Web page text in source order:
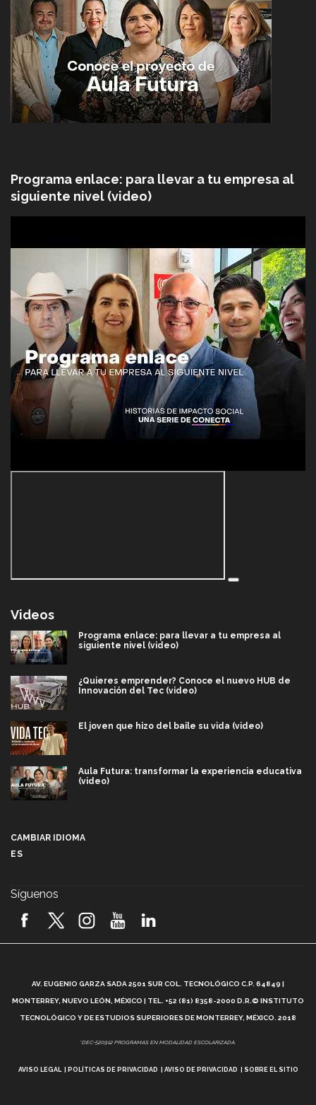
Programa enlace: para llevar a tu empresa al
siguiente nivel (video)
Videos
Programa enlace: para llevar a tu empresa al
siguiente nivel (video)
¿Quieres emprender? Conoce el nuevo HUB de
Innovación del Tec (video)
El joven que hizo del baile su vida (video)
Aula Futura: transformar la experiencia educativa
(video)
2026! (video)
¿Cómo es el Modelo Educativo Tec? (video)
Vida Tec: Feminismo e Inteligencia Artificial, Paola
CAMBIAR IDIOMA
ES
Síguenos
AV. EUGENIO GARZA SADA 2501 SUR COL. TECNOLÓGICO C.P. 64849 |
MONTERREY, NUEVO LEÓN, MÉXICO | TEL. +52 (81) 8358-2000 D.R.© INSTITUTO
TECNOLÓGICO Y DE ESTUDIOS SUPERIORES DE MONTERREY, MÉXICO. 2018
*DEC-520912 PROGRAMAS EN MODALIDAD ESCOLARIZADA.
AVISO LEGAL POLÍTICAS DE PRIVACIDAD AVISO DE PRIVACIDAD SOBRE EL SITIO